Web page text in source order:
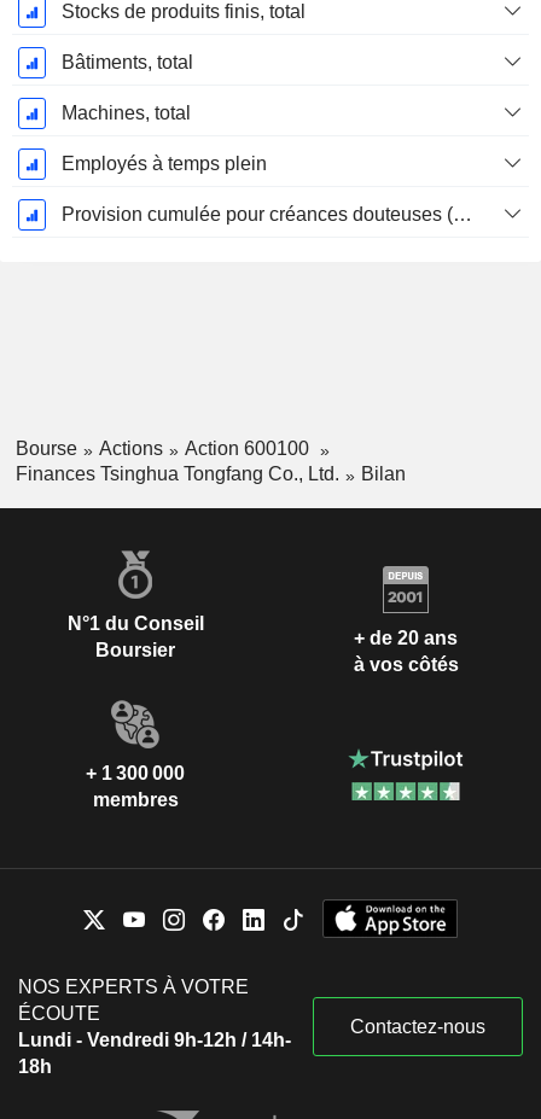
Stocks de produits finis, total
Bâtiments, total
Machines, total
Employés à temps plein
Provision cumulée pour créances douteuses (Supple)
Bourse Actions
Action 600100
Finances Tsinghua Tongfang Co., Ltd.
Bilan
N°1 du Conseil
Boursier
+ de 20 ans
à vos côtés
+ 1 300 000
membres
NOS EXPERTS À VOTRE
ÉCOUTE
Lundi - Vendredi 9h-12h / 14h-
18h
Contactez-nous